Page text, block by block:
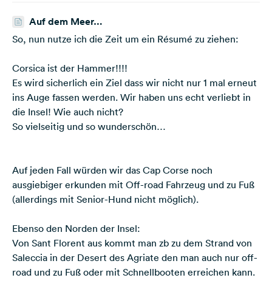
Auf dem Meer…
So, nun nutze ich die Zeit um ein Résumé zu ziehen:
Corsica ist der Hammer!!!!
Es wird sicherlich ein Ziel dass wir nicht nur 1 mal erneut
ins Auge fassen werden. Wir haben uns echt verliebt in
die Insel! Wie auch nicht?
So vielseitig und so wunderschön…
Auf jeden Fall würden wir das Cap Corse noch
ausgiebiger erkunden mit Off-road Fahrzeug und zu Fuß
(allerdings mit Senior-Hund nicht möglich).
Ebenso den Norden der Insel:
Von Sant Florent aus kommt man zb zu dem Strand von
Saleccia in der Desert des Agriate den man auch nur off-
road und zu Fuß oder mit Schnellbooten erreichen kann.